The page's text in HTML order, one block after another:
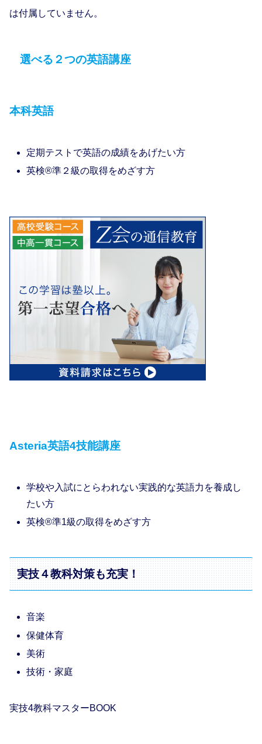
は付属していません。
選べる２つの英語講座
本科英語
定期テストで英語の成績をあげたい方
英検®準２級の取得をめざす方
Asteria英語4技能講座
学校や入試にとらわれない実践的な英語力を養成し
たい方
英検®準1級の取得をめざす方
実技４教科対策も充実！
音楽
保健体育
美術
技術・家庭
実技4教科マスターBOOK